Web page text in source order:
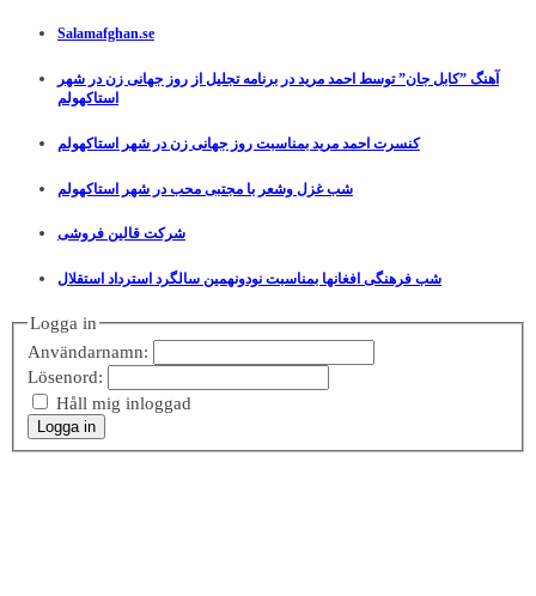
Salamafghan.se
آهنگ ”کابل جان” توسط احمد مرید در برنامه تجلیل از روز جهانی زن در شهر
استاکهولم
کنسرت احمد مرید بمناسبت روز جهانی زن در شهر استاکهولم
شب غزل وشعر با مجتبی محب در شهر استاکهولم
شرکت قالین فروشی
شب فرهنگی افغانها بمناسبت نودونهمین سالگرد استرداد استقلال
Logga in
Användarnamn:
Lösenord:
Håll mig inloggad
Logga in